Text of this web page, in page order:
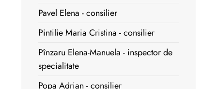
Pavel Elena - consilier
Pintilie Maria Cristina - consilier
Pînzaru Elena-Manuela - inspector de
specialitate
Popa Adrian - consilier